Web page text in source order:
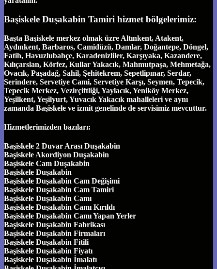
Başiskele Duşakabin Tamiri hizmet bölgelerimiz:
Başta Başiskele merkez olmak üzre Altınkent, Atakent,
Aydınkent, Barbaros, Camidüzü, Damlar, Doğantepe, Döngel,
Fatih, Havuzlubahçe, Karadenizliler, Karşıyaka, Kazandere,
Kılıçarslan, Körfez, Kullar Yakacık, Mahmutpaşa, Mehmetağa,
Ovacık, Paşadağ, Sahil, Şehitekrem, Sepetlipınar, Serdar,
Serindere, Servetiye Cami, Servetiye Karşı, Seymen, Tepecik,
Tepecik Merkez, Vezirçiftliği, Yaylacık, Yeniköy Merkez,
Yeşilkent, Yeşilyurt, Yuvacık Yakacık mahalleleri ve aynı
zamanda Başiskele ve izmit genelinde de servisimiz mevcuttur.
Hizmetlerimizden bazıları:
Başiskele 2 Duvar Arası Duşakabin
Başiskele Akordiyon Duşakabin
Başiskele Cam Duşakabin
Başiskele Duşakabin
Başiskele Duşakabin Cam Değişimi
Başiskele Duşakabin Cam Tamiri
Başiskele Duşakabin Camı
Başiskele Duşakabin Camı Kırıldı
Başiskele Duşakabin Camı Yapan Yerler
Başiskele Duşakabin Fabrikası
Başiskele Duşakabin Firmaları
Başiskele Duşakabin Fitili
Başiskele Duşakabin Fiyatı
Başiskele Duşakabin İmalatı